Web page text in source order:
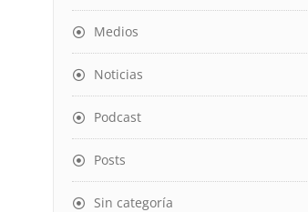
Medios
Noticias
Podcast
Posts
Sin categoría